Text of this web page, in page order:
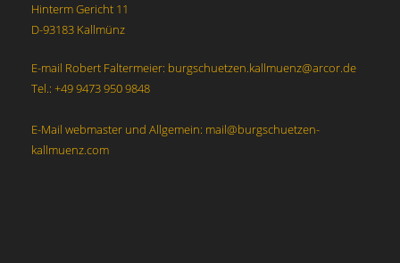
Hinterm Gericht 11
D-93183 Kallmünz
E-mail Robert Faltermeier: burgschuetzen.kallmuenz@arcor.de
Tel.: +49 9473 950 9848
E-Mail webmaster und Allgemein: mail@burgschuetzen-
kallmuenz.com